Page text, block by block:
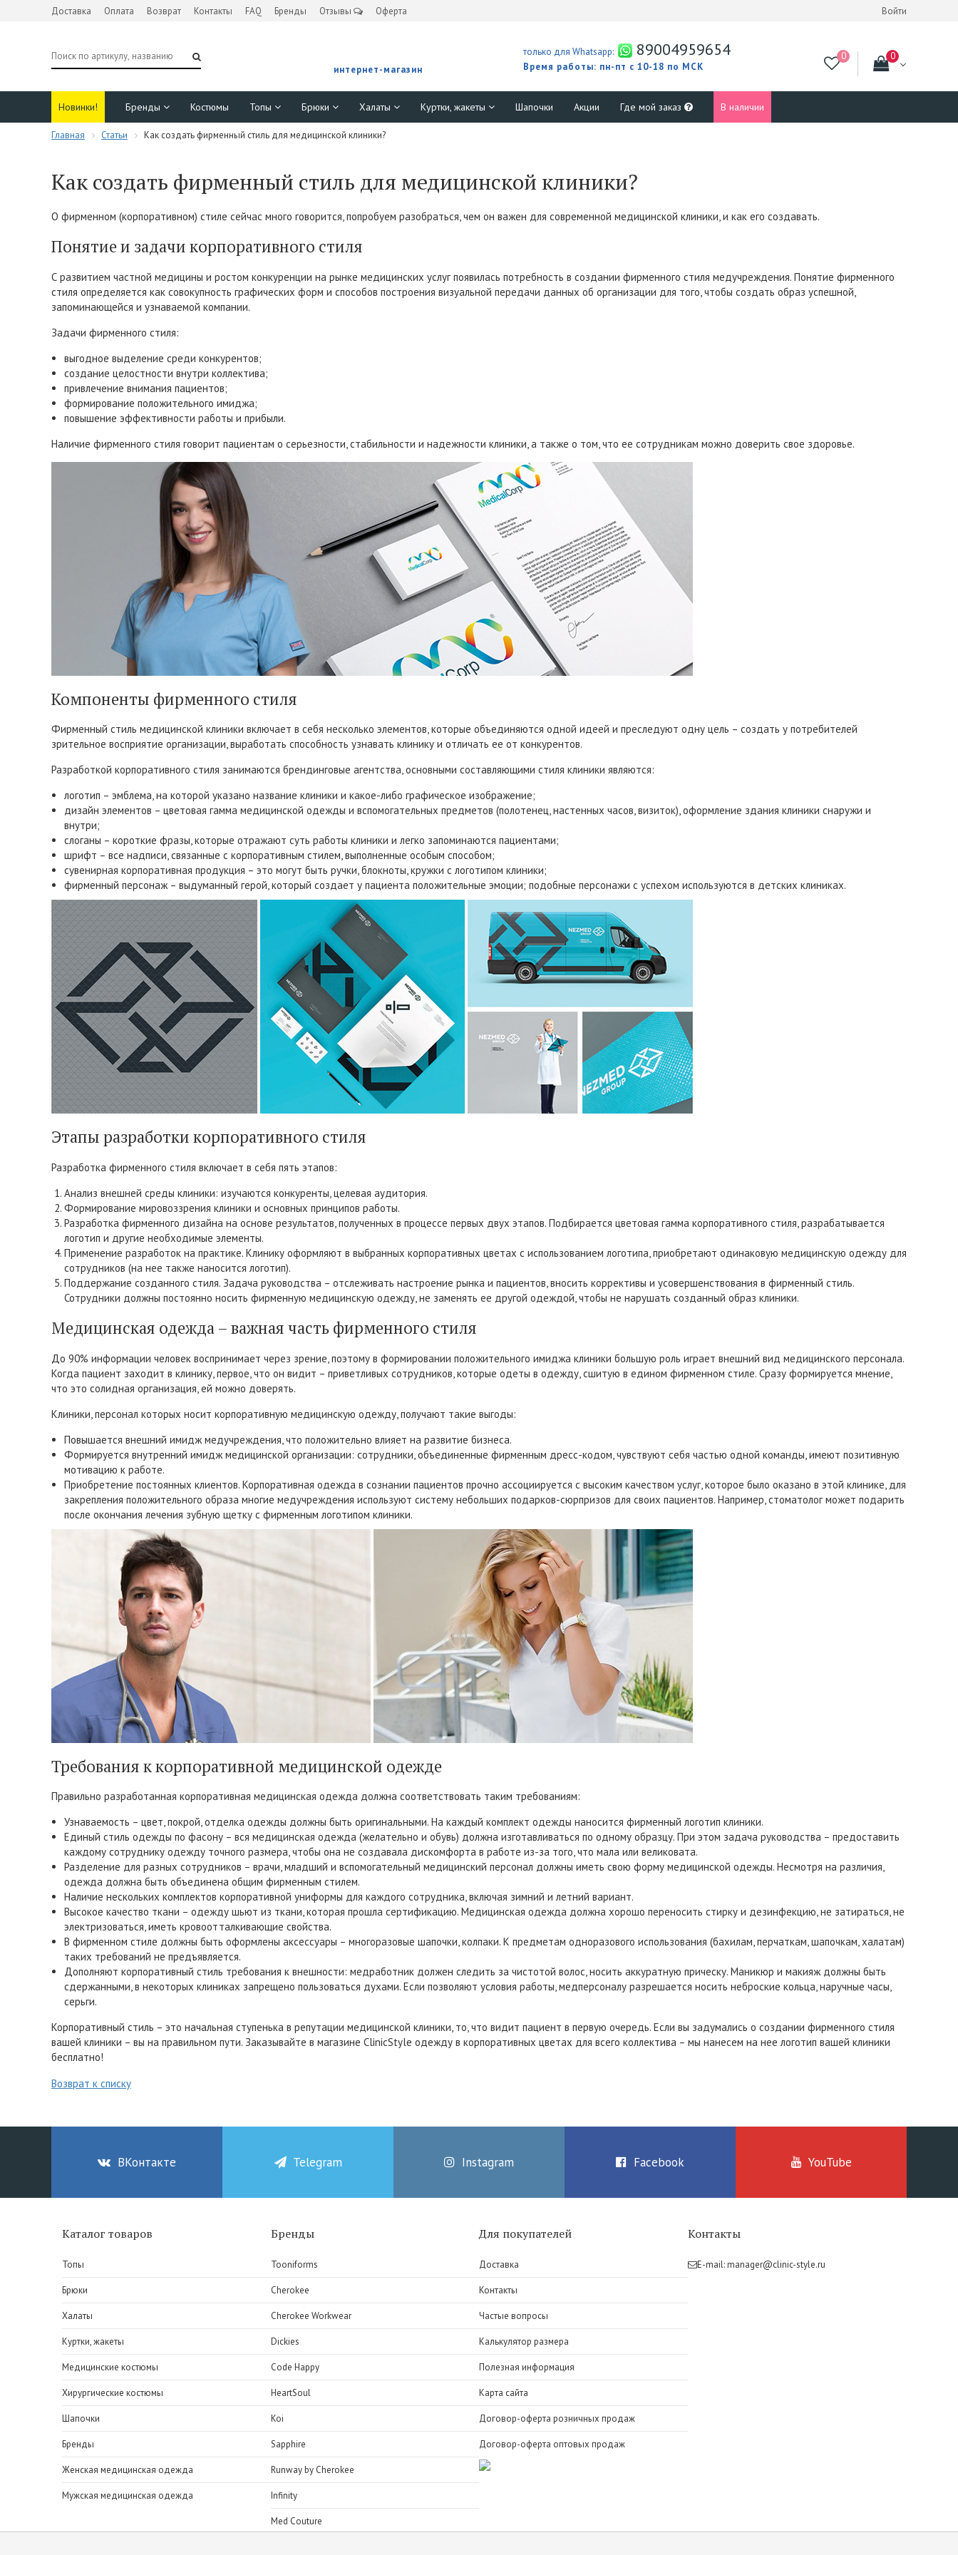
Доставка Оплата Возврат Контакты FAQ Бренды Отзывы Оферта Войти
интернет-магазин
только для Whatsapp: 89004959654
Время работы: пн-пт с 10-18 по МСК
Новинки! Бренды Костюмы Топы Брюки Халаты Куртки, жакеты Шапочки Акции Где мой заказ В наличии
Главная Статьи Как создать фирменный стиль для медицинской клиники?
Как создать фирменный стиль для медицинской клиники?
О фирменном (корпоративном) стиле сейчас много говорится, попробуем разобраться, чем он важен для современной медицинской клиники, и как его создавать.
Понятие и задачи корпоративного стиля
С развитием частной медицины и ростом конкуренции на рынке медицинских услуг появилась потребность в создании фирменного стиля медучреждения. Понятие фирменного
стиля определяется как совокупность графических форм и способов построения визуальной передачи данных об организации для того, чтобы создать образ успешной,
запоминающейся и узнаваемой компании.
Задачи фирменного стиля:
выгодное выделение среди конкурентов;
создание целостности внутри коллектива;
привлечение внимания пациентов;
формирование положительного имиджа;
повышение эффективности работы и прибыли.
Наличие фирменного стиля говорит пациентам о серьезности, стабильности и надежности клиники, а также о том, что ее сотрудникам можно доверить свое здоровье.
Компоненты фирменного стиля
Фирменный стиль медицинской клиники включает в себя несколько элементов, которые объединяются одной идеей и преследуют одну цель – создать у потребителей
зрительное восприятие организации, выработать способность узнавать клинику и отличать ее от конкурентов.
Разработкой корпоративного стиля занимаются брендинговые агентства, основными составляющими стиля клиники являются:
логотип – эмблема, на которой указано название клиники и какое-либо графическое изображение;
дизайн элементов – цветовая гамма медицинской одежды и вспомогательных предметов (полотенец, настенных часов, визиток), оформление здания клиники снаружи и
внутри;
слоганы – короткие фразы, которые отражают суть работы клиники и легко запоминаются пациентами;
шрифт – все надписи, связанные с корпоративным стилем, выполненные особым способом;
сувенирная корпоративная продукция – это могут быть ручки, блокноты, кружки с логотипом клиники;
фирменный персонаж – выдуманный герой, который создает у пациента положительные эмоции; подобные персонажи с успехом используются в детских клиниках.
Этапы разработки корпоративного стиля
Разработка фирменного стиля включает в себя пять этапов:
Анализ внешней среды клиники: изучаются конкуренты, целевая аудитория.
Формирование мировоззрения клиники и основных принципов работы.
Разработка фирменного дизайна на основе результатов, полученных в процессе первых двух этапов. Подбирается цветовая гамма корпоративного стиля, разрабатывается
логотип и другие необходимые элементы.
Применение разработок на практике. Клинику оформляют в выбранных корпоративных цветах с использованием логотипа, приобретают одинаковую медицинскую одежду для
сотрудников (на нее также наносится логотип).
Поддержание созданного стиля. Задача руководства – отслеживать настроение рынка и пациентов, вносить коррективы и усовершенствования в фирменный стиль.
Сотрудники должны постоянно носить фирменную медицинскую одежду, не заменять ее другой одеждой, чтобы не нарушать созданный образ клиники.
Медицинская одежда – важная часть фирменного стиля
До 90% информации человек воспринимает через зрение, поэтому в формировании положительного имиджа клиники большую роль играет внешний вид медицинского персонала.
Когда пациент заходит в клинику, первое, что он видит – приветливых сотрудников, которые одеты в одежду, сшитую в едином фирменном стиле. Сразу формируется мнение,
что это солидная организация, ей можно доверять.
Клиники, персонал которых носит корпоративную медицинскую одежду, получают такие выгоды:
Повышается внешний имидж медучреждения, что положительно влияет на развитие бизнеса.
Формируется внутренний имидж медицинской организации: сотрудники, объединенные фирменным дресс-кодом, чувствуют себя частью одной команды, имеют позитивную
мотивацию к работе.
Приобретение постоянных клиентов. Корпоративная одежда в сознании пациентов прочно ассоциируется с высоким качеством услуг, которое было оказано в этой клинике, для
закрепления положительного образа многие медучреждения используют систему небольших подарков-сюрпризов для своих пациентов. Например, стоматолог может подарить
после окончания лечения зубную щетку с фирменным логотипом клиники.
Требования к корпоративной медицинской одежде
Правильно разработанная корпоративная медицинская одежда должна соответствовать таким требованиям:
Узнаваемость – цвет, покрой, отделка одежды должны быть оригинальными. На каждый комплект одежды наносится фирменный логотип клиники.
Единый стиль одежды по фасону – вся медицинская одежда (желательно и обувь) должна изготавливаться по одному образцу. При этом задача руководства – предоставить
каждому сотруднику одежду точного размера, чтобы она не создавала дискомфорта в работе из-за того, что мала или великовата.
Разделение для разных сотрудников – врачи, младший и вспомогательный медицинский персонал должны иметь свою форму медицинской одежды. Несмотря на различия,
одежда должна быть объединена общим фирменным стилем.
Наличие нескольких комплектов корпоративной униформы для каждого сотрудника, включая зимний и летний вариант.
Высокое качество ткани – одежду шьют из ткани, которая прошла сертификацию. Медицинская одежда должна хорошо переносить стирку и дезинфекцию, не затираться, не
электризоваться, иметь кровоотталкивающие свойства.
В фирменном стиле должны быть оформлены аксессуары – многоразовые шапочки, колпаки. К предметам одноразового использования (бахилам, перчаткам, шапочкам, халатам)
таких требований не предъявляется.
Дополняют корпоративный стиль требования к внешности: медработник должен следить за чистотой волос, носить аккуратную прическу. Маникюр и макияж должны быть
сдержанными, в некоторых клиниках запрещено пользоваться духами. Если позволяют условия работы, медперсоналу разрешается носить неброские кольца, наручные часы,
серьги.
Корпоративный стиль – это начальная ступенька в репутации медицинской клиники, то, что видит пациент в первую очередь. Если вы задумались о создании фирменного стиля
вашей клиники – вы на правильном пути. Заказывайте в магазине ClinicStyle одежду в корпоративных цветах для всего коллектива – мы нанесем на нее логотип вашей клиники
бесплатно!
Возврат к списку
ВКонтакте Telegram Instagram Facebook YouTube
Каталог товаров
Топы
Брюки
Халаты
Куртки, жакеты
Медицинские костюмы
Хирургические костюмы
Шапочки
Бренды
Женская медицинская одежда
Мужская медицинская одежда
Бренды
Tooniforms
Cherokee
Cherokee Workwear
Dickies
Code Happy
HeartSoul
Koi
Sapphire
Runway by Cherokee
Infinity
Med Couture
Для покупателей
Доставка
Контакты
Частые вопросы
Калькулятор размера
Полезная информация
Карта сайта
Договор-оферта розничных продаж
Договор-оферта оптовых продаж
Контакты
E-mail:manager@clinic-style.ru